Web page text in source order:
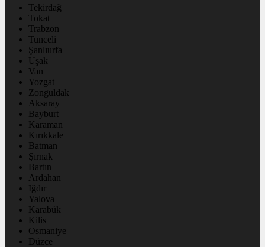
Tekirdağ
Tokat
Trabzon
Tunceli
Şanlıurfa
Uşak
Van
Yozgat
Zonguldak
Aksaray
Bayburt
Karaman
Kırıkkale
Batman
Şırnak
Bartın
Ardahan
Iğdır
Yalova
Karabük
Kilis
Osmaniye
Düzce